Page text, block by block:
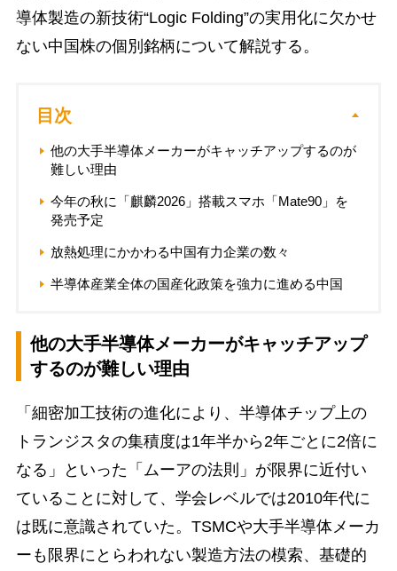
導体製造の新技術“Logic Folding”の実用化に欠かせ
ない中国株の個別銘柄について解説する。
目次
他の大手半導体メーカーがキャッチアップするのが
難しい理由
今年の秋に「麒麟2026」搭載スマホ「Mate90」を
発売予定
放熱処理にかかわる中国有力企業の数々
半導体産業全体の国産化政策を強力に進める中国
他の大手半導体メーカーがキャッチアップ
するのが難しい理由
「細密加工技術の進化により、半導体チップ上の
トランジスタの集積度は1年半から2年ごとに2倍に
なる」といった「ムーアの法則」が限界に近付い
ていることに対して、学会レベルでは2010年代に
は既に意識されていた。TSMCや大手半導体メーカ
ーも限界にとらわれない製造方法の模索、基礎的